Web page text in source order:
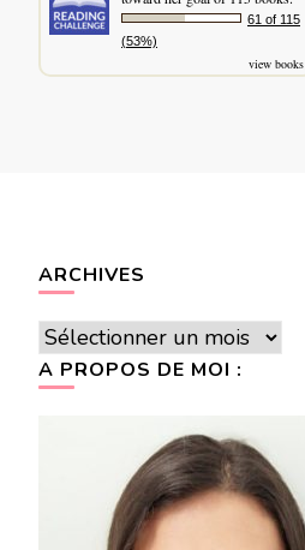
61 of 115
(53%)
view books
ARCHIVES
Archives
A PROPOS DE MOI :